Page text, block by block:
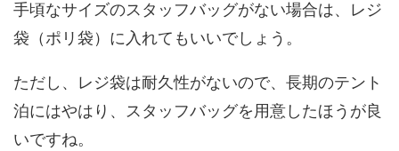
手頃なサイズのスタッフバッグがない場合は、レジ
袋（ポリ袋）に入れてもいいでしょう。
ただし、レジ袋は耐久性がないので、長期のテント
泊にはやはり、スタッフバッグを用意したほうが良
いですね。